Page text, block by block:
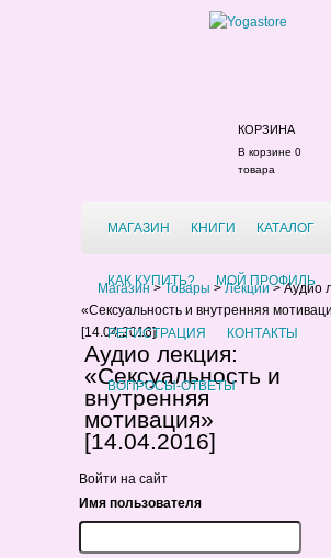
КОРЗИНА
В корзине 0
товара
МАГАЗИН КНИГИ КАТАЛОГ
КАК КУПИТЬ? МОЙ ПРОФИЛЬ
РЕГИСТРАЦИЯ КОНТАКТЫ
ВОПРОСЫ-ОТВЕТЫ
Магазин >Товары >Лекции>Аудио
«Сексуальность и внутренняя
[14.04.2016]
Аудио лекция:
«Сексуальность и
внутренняя
мотивация»
[14.04.2016]
Войти на сайт
Имя пользователя